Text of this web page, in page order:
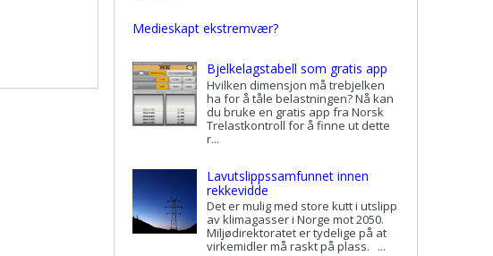
Medieskapt ekstremvær?
Bjelkelagstabell som gratis app
Hvilken dimensjon må trebjelken
ha for å tåle belastningen? Nå kan
du bruke en gratis app fra Norsk
Trelastkontroll for å finne ut dette
r...
Lavutslippssamfunnet innen
rekkevidde
Det er mulig med store kutt i utslipp
av klimagasser i Norge mot 2050.
Miljødirektoratet er tydelige på at
virkemidler må raskt på plass. ...